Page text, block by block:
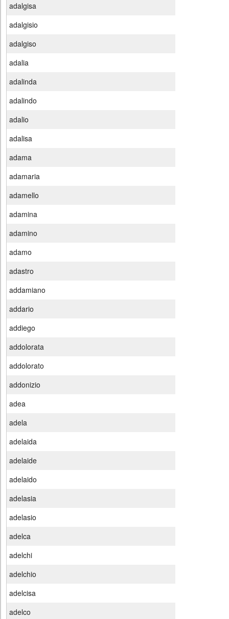
adalgisa
adalgisio
adalgiso
adalia
adalinda
adalindo
adalio
adalisa
adama
adamaria
adamello
adamina
adamino
adamo
adastro
addamiano
addario
addiego
addolorata
addolorato
addonizio
adea
adela
adelaida
adelaide
adelaido
adelasia
adelasio
adelca
adelchi
adelchio
adelcisa
adelco